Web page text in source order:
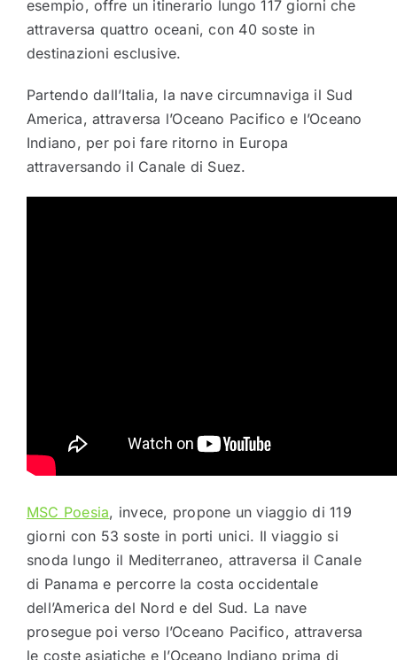
esempio, offre un itinerario lungo 117 giorni che
attraversa quattro oceani, con 40 soste in
destinazioni esclusive.
Partendo dall’Italia, la nave circumnaviga il Sud
America, attraversa l’Oceano Pacifico e l’Oceano
Indiano, per poi fare ritorno in Europa
attraversando il Canale di Suez.
MSC Poesia, invece, propone un viaggio di 119
giorni con 53 soste in porti unici. Il viaggio si
snoda lungo il Mediterraneo, attraversa il Canale
di Panama e percorre la costa occidentale
dell’America del Nord e del Sud. La nave
prosegue poi verso l’Oceano Pacifico, attraversa
le coste asiatiche e l’Oceano Indiano prima di